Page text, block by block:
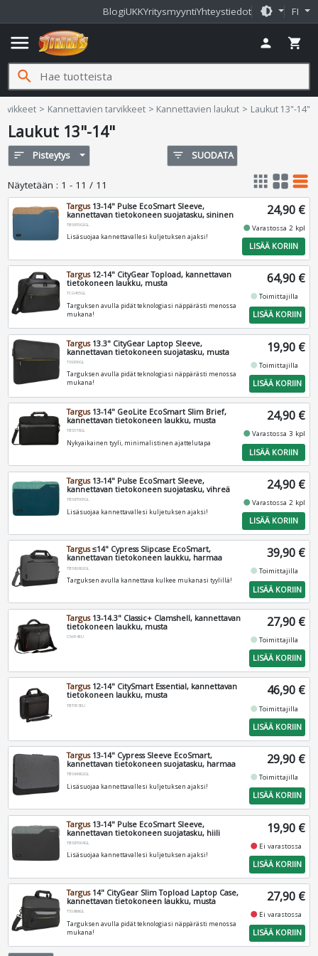
BlogiUKKYritysmyyntiYhteystiedot brightness_medium FI
menu person shopping_cart
search
Kannettavien tarvikkeet Kannettavien laukut Laukut 13"-14"
Laukut 13"-14"
sort Pisteytys filter_list SUODATA
Näytetään : 1 - 11 / 11 apps grid_view table_rows
Targus13-14" Pulse EcoSmart Sleeve,
kannettavan tietokoneen suojatasku, sininen
TBS97002GL
Lisäsuojaa kannettavallesi kuljetuksen ajaksi!
24,90 €
fiber_manual_recordVarastossa 2 kpl
LISÄÄ KORIIN
Targus12-14" CityGear Topload, kannettavan
tietokoneen laukku, musta
TCG455GL
Targuksen avulla pidät teknologiasi näppärästi menossa
mukana!
64,90 €
fiber_manual_recordToimittajilla
LISÄÄ KORIIN
Targus13.3" CityGear Laptop Sleeve,
kannettavan tietokoneen suojatasku, musta
TSS930GL
Targuksen avulla pidät teknologiasi näppärästi menossa
mukana!
19,90 €
fiber_manual_recordToimittajilla
LISÄÄ KORIIN
Targus13-14" GeoLite EcoSmart Slim Brief,
kannettavan tietokoneen laukku, musta
TBS576GL
Nykyaikainen tyyli, minimalistinen ajattelutapa
24,90 €
fiber_manual_recordVarastossa 3 kpl
LISÄÄ KORIIN
Targus13-14" Pulse EcoSmart Sleeve,
kannettavan tietokoneen suojatasku, vihreä
TBS97005GL
Lisäsuojaa kannettavallesi kuljetuksen ajaksi!
24,90 €
fiber_manual_recordVarastossa 2 kpl
LISÄÄ KORIIN
Targus≤14" Cypress Slipcase EcoSmart,
kannettavan tietokoneen laukku, harmaa
TBS92602GL
Targuksen avulla kannettava kulkee mukanasi tyylillä!
39,90 €
fiber_manual_recordToimittajilla
LISÄÄ KORIIN
Targus13-14.3" Classic+ Clamshell, kannettavan
tietokoneen laukku, musta
CN414EU
27,90 €
fiber_manual_recordToimittajilla
LISÄÄ KORIIN
Targus12-14" CitySmart Essential, kannettavan
tietokoneen laukku, musta
TBT913EU
46,90 €
fiber_manual_recordToimittajilla
LISÄÄ KORIIN
Targus13-14" Cypress Sleeve EcoSmart,
kannettavan tietokoneen suojatasku, harmaa
TBS64602GL
Lisäsuojaa kannettavallesi kuljetuksen ajaksi!
29,90 €
fiber_manual_recordToimittajilla
LISÄÄ KORIIN
Targus13-14" Pulse EcoSmart Sleeve,
kannettavan tietokoneen suojatasku, hiili
TBS97004GL
Lisäsuojaa kannettavallesi kuljetuksen ajaksi!
19,90 €
fiber_manual_record Ei varastossa
LISÄÄ KORIIN
Targus14" CityGear Slim Topload Laptop Case,
kannettavan tietokoneen laukku, musta
TSS866GL
Targuksen avulla pidät teknologiasi näppärästi menossa
mukana!
27,90 €
fiber_manual_record Ei varastossa
LISÄÄ KORIIN